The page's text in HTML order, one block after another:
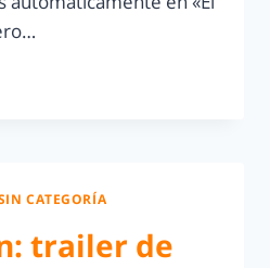
CATEGORÍA
trailer de